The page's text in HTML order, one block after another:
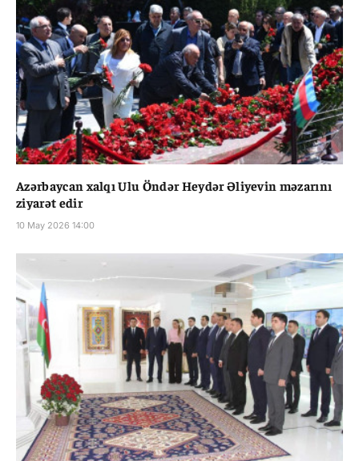
Azərbaycan xalqı Ulu Öndər Heydər Əliyevin məzarını
ziyarət edir
10 May 2026 14:00